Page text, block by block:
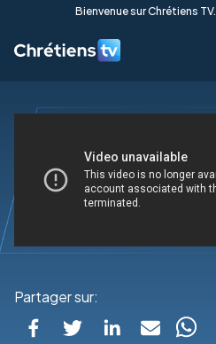
Bienvenue sur Chrétiens TV.
Partager sur: